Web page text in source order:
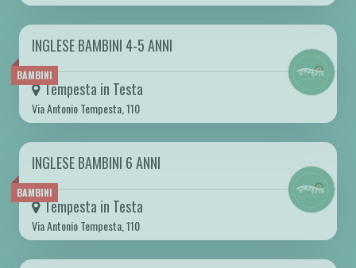
BAMBINI
DA GIO 02/10 A GIO 28/05 2026
INGLESE BAMBINI 4-5 ANNI
Tempesta in Testa
Via Antonio Tempesta, 110
BAMBINI
DA GIO 02/10 A GIO 28/05 2026
INGLESE BAMBINI 6 ANNI
Tempesta in Testa
Via Antonio Tempesta, 110